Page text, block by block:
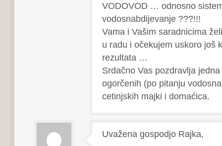
VODOVOD … odnosno
vodosnabdijevanje ???!!!
Vama i Vašim saradnicima
u radu i očekujem uskoro još
rezultata …
Srdačno Vas pozdravlja
ogorčenih (po pitanju
cetinjskih majki i domaćica.
Uvažena gospodjo Rajka,